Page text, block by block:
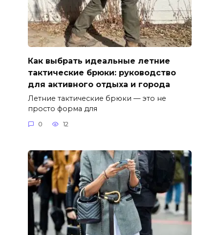
Как выбрать идеальные летние
тактические брюки: руководство
для активного отдыха и города
Летние тактические брюки — это не
просто форма для
0 12